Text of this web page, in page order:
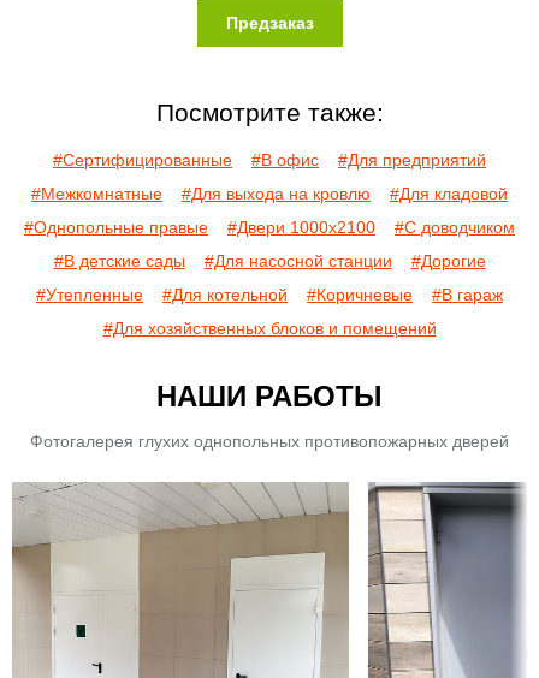
Предзаказ
Посмотрите также:
#Сертифицированные #В офис
#Для предприятий
#Межкомнатные
#Для выхода на кровлю
#Для кладовой
#Однопольные правые
#Двери 1000х2100
#С доводчиком
#В детские сады
#Для насосной станции
#Дорогие
#Утепленные
#Для котельной #Коричневые
#В гараж
#Для хозяйственных блоков и помещений
НАШИ РАБОТЫ
Фотогалерея глухих однопольных противопожарных дверей